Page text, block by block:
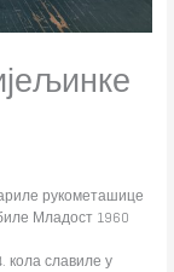
рукометашице
Младост 1960
кола славиле у